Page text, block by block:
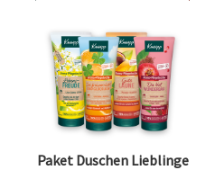
Paket Duschen Lieblinge